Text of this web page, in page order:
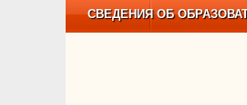
СВЕДЕНИЯ ОБ